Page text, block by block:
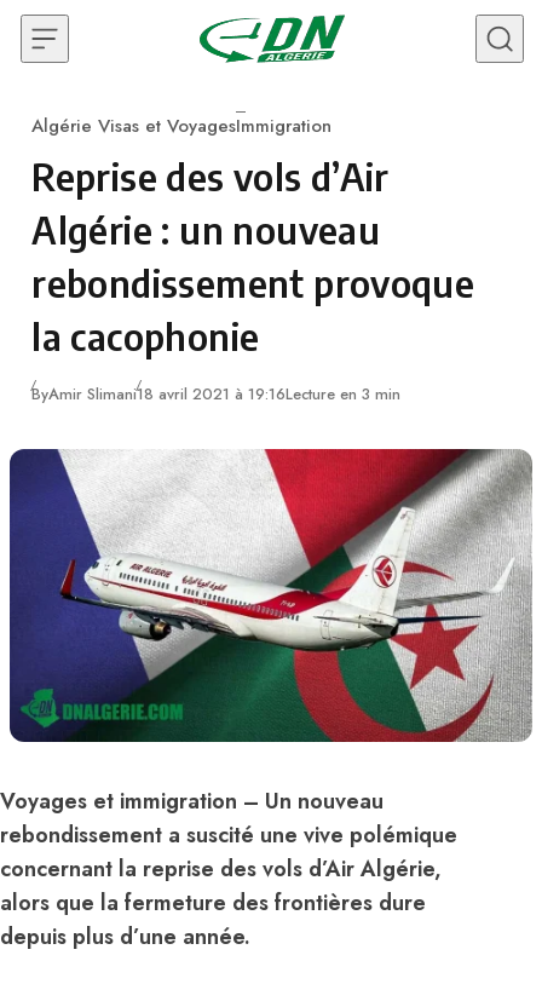
Skip to content
Category
Algérie Visas et VoyagesImmigration
Reprise des vols d’Air
Algérie : un nouveau
rebondissement provoque
la cacophonie
ByAmir Slimani18 avril 2021 à 19:16Lecture en 3 min
Voyages et immigration – Un nouveau
rebondissement a suscité une vive polémique
concernant la reprise des vols d’Air Algérie,
alors que la fermeture des frontières dure
depuis plus d’une année.